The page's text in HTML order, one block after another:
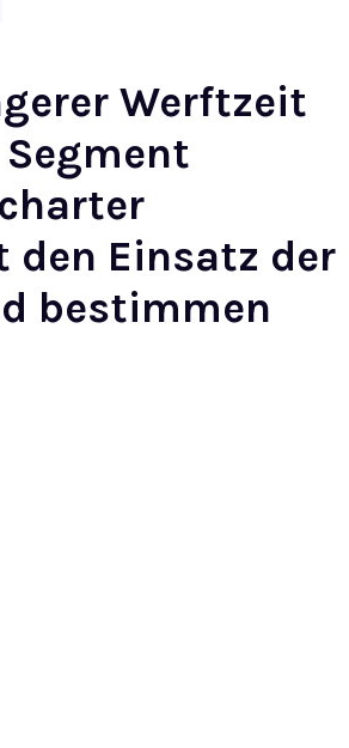
Werftzeit
den Einsatz der
bestimmen